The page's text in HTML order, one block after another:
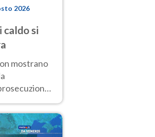
2026
caldo si
mostrano
di